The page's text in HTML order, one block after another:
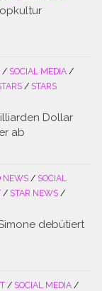
/ SOCIAL MEDIA /
/ STARS
Dollar
ab
NEWS / SOCIAL
/ STAR NEWS /
debütiert
/ SOCIAL MEDIA /